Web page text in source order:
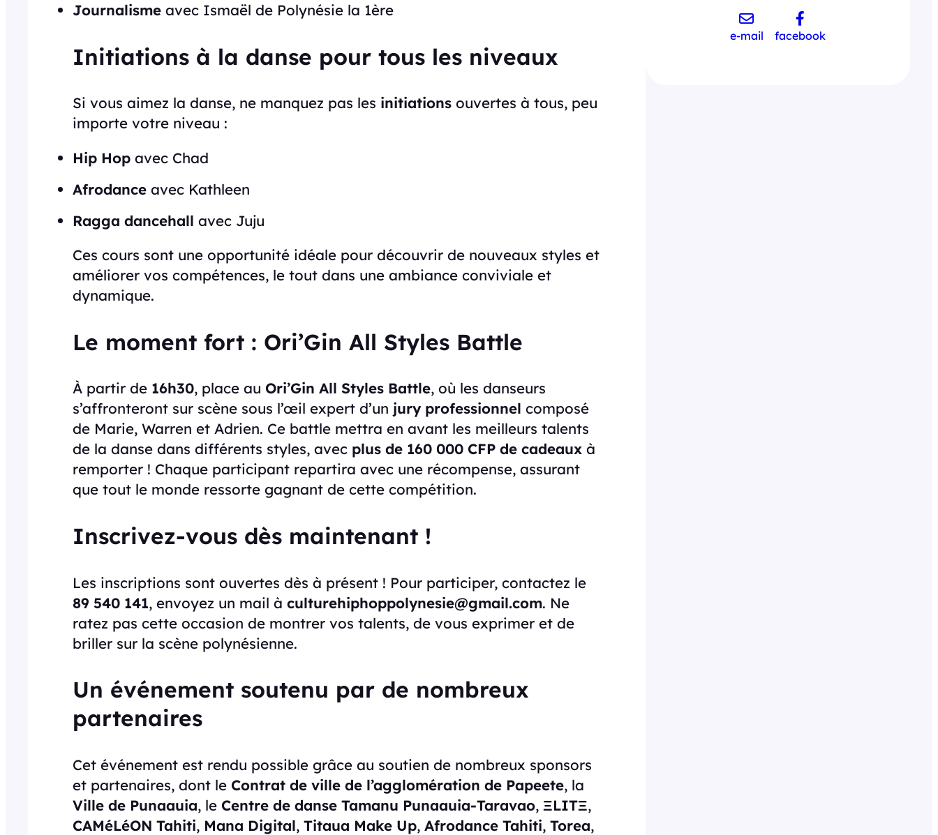
Journalisme avec Ismaël de Polynésie la 1ère
Initiations à la danse pour tous les niveaux
Si vous aimez la danse, ne manquez pas les initiations ouvertes à tous, peu
importe votre niveau :
Hip Hop avec Chad
Afrodance avec Kathleen
Ragga dancehall avec Juju
Ces cours sont une opportunité idéale pour découvrir de nouveaux styles et
améliorer vos compétences, le tout dans une ambiance conviviale et
dynamique.
Le moment fort : Ori’Gin All Styles Battle
À partir de 16h30, place au Ori’Gin All Styles Battle, où les danseurs
s’affronteront sur scène sous l’œil expert d’un jury professionnel composé
de Marie, Warren et Adrien. Ce battle mettra en avant les meilleurs talents
de la danse dans différents styles, avec plus de 160 000 CFP de cadeaux à
remporter ! Chaque participant repartira avec une récompense, assurant
que tout le monde ressorte gagnant de cette compétition.
Inscrivez-vous dès maintenant !
Les inscriptions sont ouvertes dès à présent ! Pour participer, contactez le
89 540 141, envoyez un mail à culturehiphoppolynesie@gmail.com. Ne
ratez pas cette occasion de montrer vos talents, de vous exprimer et de
briller sur la scène polynésienne.
Un événement soutenu par de nombreux
partenaires
Cet événement est rendu possible grâce au soutien de nombreux sponsors
et partenaires, dont le Contrat de ville de l’agglomération de Papeete, la
Ville de Punaauia, le Centre de danse Tamanu Punaauia-Taravao, ΞLITΞ,
CAMéLéON Tahiti, Mana Digital, Titaua Make Up, Afrodance Tahiti, Torea,
e-mail facebook